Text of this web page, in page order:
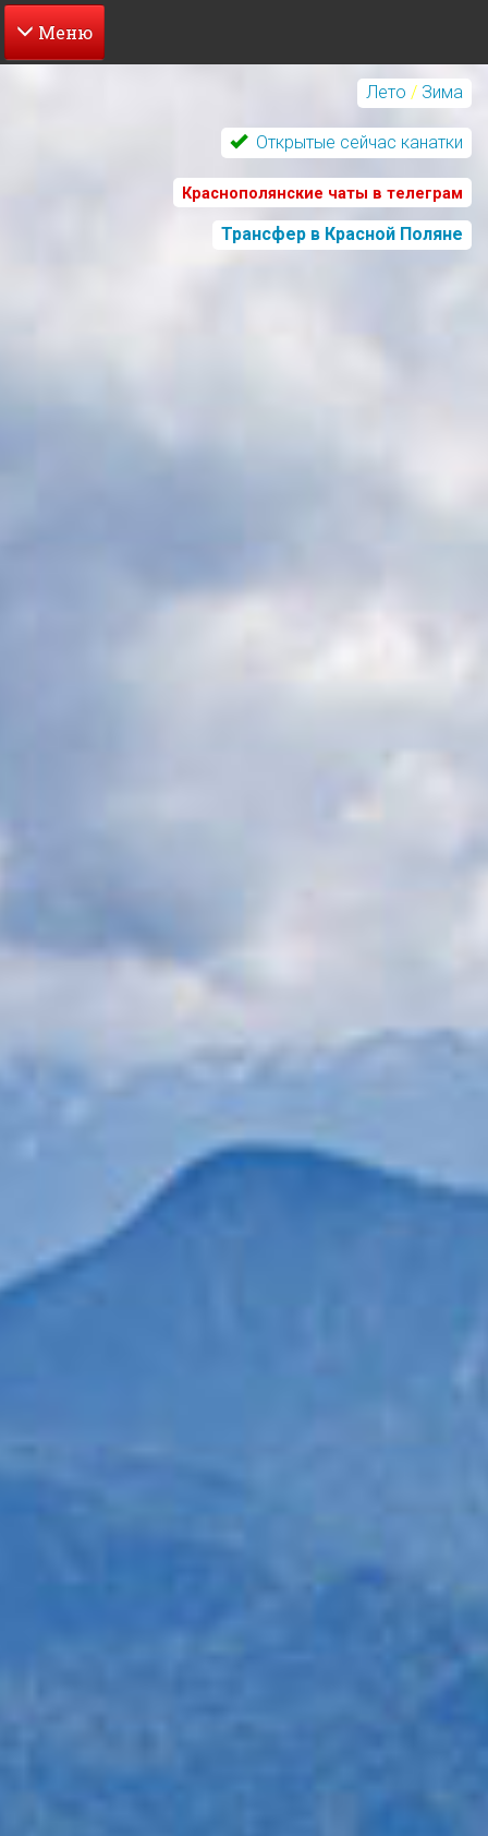
Перейти
Лето / Зима
Открытые сейчас канатки
Краснополянские чаты в телеграм
Трансфер в Красной Поляне